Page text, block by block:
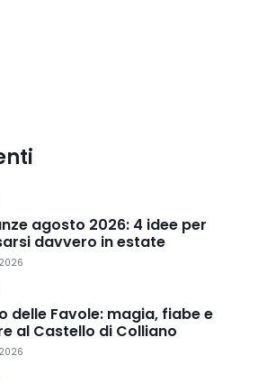
agosto 2026: 4 idee per
davvero in estate
delle Favole: magia, fiabe e
al Castello di Colliano